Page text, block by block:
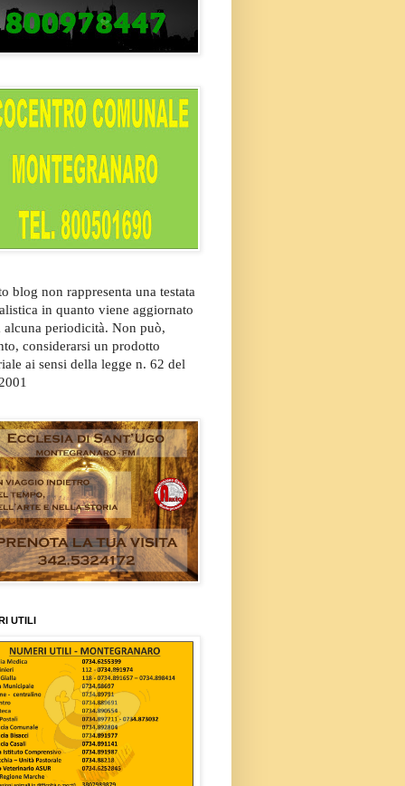
blog non rappresenta una testata
in quanto viene aggiornato
alcuna periodicità. Non può,
considerarsi un prodotto
ai sensi della legge n. 62 del
UTILI